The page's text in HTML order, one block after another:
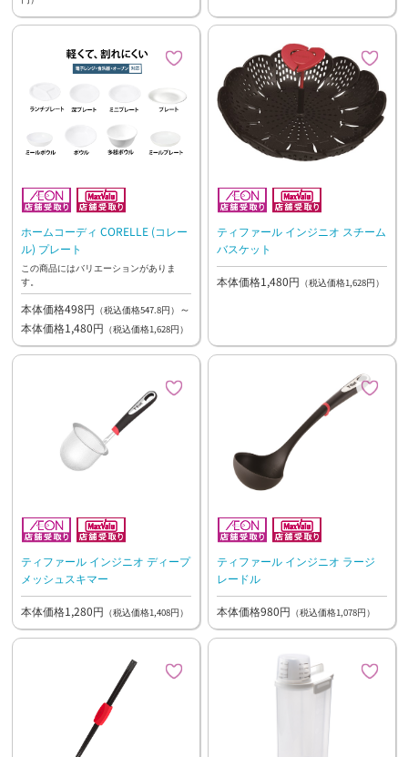
ホームコーディ CORELLE (コレー
ル) プレート
この商品にはバリエーションがありま
す。
本体価格498円 （税込価格547.8円） ～
本体価格1,480円 （税込価格1,628円）
ティファール インジニオ スチーム
バスケット
本体価格1,480円 （税込価格1,628円）
ティファール インジニオ ディープ
メッシュスキマー
本体価格1,280円 （税込価格1,408円）
ティファール インジニオ ラージ
レードル
本体価格980円 （税込価格1,078円）